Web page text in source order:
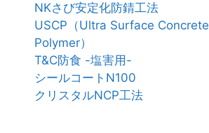
NKさび安定化防錆工法
USCP（Ultra Surface Concrete
Polymer）
T&C防食 -塩害用-
シールコートN100
クリスタルNCP工法